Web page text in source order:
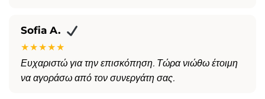
Sofia A.
★★★★★
Ευχαριστώ για την επισκόπηση. Τώρα νιώθω έτοιμη
να αγοράσω από τον συνεργάτη σας.